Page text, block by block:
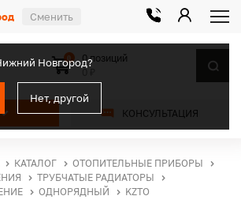
Сменить
Новгород?
Нет, другой
КОНСУЛЬТАЦИЯ
0
0 позиций
КАТАЛОГ
ОТОПИТЕЛЬНЫЕ ПРИБОРЫ
ТРУБЧАТЫЕ РАДИАТОРЫ
ОДНОРЯДНЫЙ KZTO